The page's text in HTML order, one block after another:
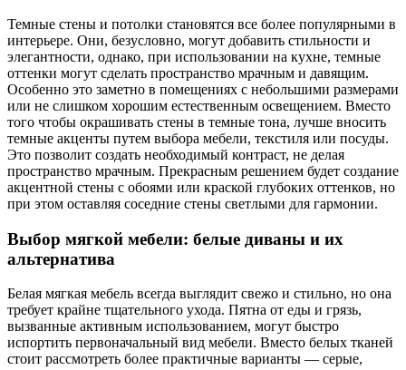
Темные стены и потолки становятся все более популярными в
интерьере. Они, безусловно, могут добавить стильности и
элегантности, однако, при использовании на кухне, темные
оттенки могут сделать пространство мрачным и давящим.
Особенно это заметно в помещениях с небольшими размерами
или не слишком хорошим естественным освещением. Вместо
того чтобы окрашивать стены в темные тона, лучше вносить
темные акценты путем выбора мебели, текстиля или посуды.
Это позволит создать необходимый контраст, не делая
пространство мрачным. Прекрасным решением будет создание
акцентной стены с обоями или краской глубоких оттенков, но
при этом оставляя соседние стены светлыми для гармонии.
Выбор мягкой мебели: белые диваны и их
альтернатива
Белая мягкая мебель всегда выглядит свежо и стильно, но она
требует крайне тщательного ухода. Пятна от еды и грязь,
вызванные активным использованием, могут быстро
испортить первоначальный вид мебели. Вместо белых тканей
стоит рассмотреть более практичные варианты — серые,